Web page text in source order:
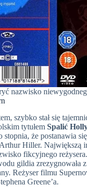
nazwisko
szybko stał się
tytułem Spalić
stopnia, że postanawia
Hiller.
fikcyjnego
gildia
Reżyser filmu
Greene’a.